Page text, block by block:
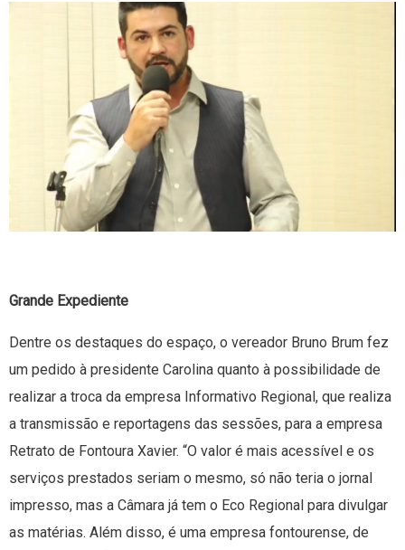
Grande Expediente
Dentre os destaques do espaço, o vereador Bruno Brum fez
um pedido à presidente Carolina quanto à possibilidade de
realizar a troca da empresa Informativo Regional, que realiza
a transmissão e reportagens das sessões, para a empresa
Retrato de Fontoura Xavier. “O valor é mais acessível e os
serviços prestados seriam o mesmo, só não teria o jornal
impresso, mas a Câmara já tem o Eco Regional para divulgar
as matérias. Além disso, é uma empresa fontourense, de